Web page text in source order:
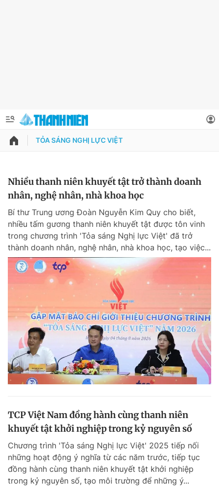
QUẢNG CÁO ĐẶT BÁO
Chuyên mục khác
Chào ngày mới Tin 24h
Tin thị trường Tin 360
Video Magazine
Sản phẩm khác
Tiện ích Bạn cần biết
Đọc Thanh Niên trên điện thoại
Thông tin tài khoản
Đổi mật khẩu
Tin đã lưu
Tin đã xem
Đăng xuất
TỎA SÁNG NGHỊ LỰC VIỆT
Nhiều thanh niên khuyết tật trở thành doanh
nhân, nghệ nhân, nhà khoa học
Bí thư Trung ương Đoàn Nguyễn Kim Quy cho biết,
nhiều tấm gương thanh niên khuyết tật được tôn vinh
trong chương trình 'Tỏa sáng Nghị lực Việt' đã trở
thành doanh nhân, nghệ nhân, nhà khoa học, tạo việc...
TCP Việt Nam đồng hành cùng thanh niên
khuyết tật khởi nghiệp trong kỷ nguyên số
Chương trình 'Tỏa sáng Nghị lực Việt' 2025 tiếp nối
những hoạt động ý nghĩa từ các năm trước, tiếp tục
đồng hành cùng thanh niên khuyết tật khởi nghiệp
trong kỷ nguyên số, tạo môi trường để những ý...